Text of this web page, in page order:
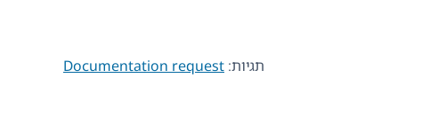
תגיות: Documentation request